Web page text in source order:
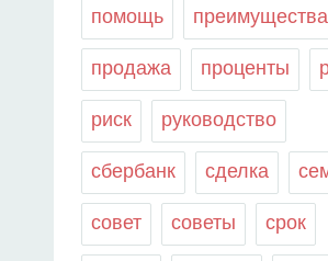
помощь преимущества
продажа проценты
риск руководство
сбербанк сделка
совет советы срок